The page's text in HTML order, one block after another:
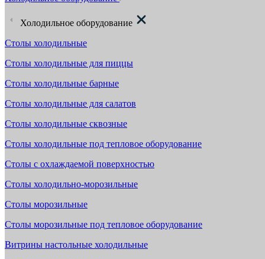
Холодильное оборудование
Столы холодильные
Столы холодильные для пиццы
Столы холодильные барные
Столы холодильные для салатов
Столы холодильные сквозные
Столы холодильные под тепловое оборудование
Столы с охлаждаемой поверхностью
Столы холодильно-морозильные
Столы морозильные
Столы морозильные под тепловое оборудование
Витрины настольные холодильные